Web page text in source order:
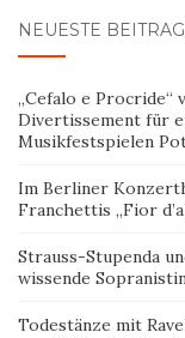
NEUESTE
„Cefalo e Procride“
Divertissement für
Musikfestspielen
Im Berliner
Franchettis „Fior
Strauss-Stupenda
wissende
Todestänze mit